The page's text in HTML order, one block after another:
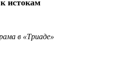
истокам
в «Триаде»